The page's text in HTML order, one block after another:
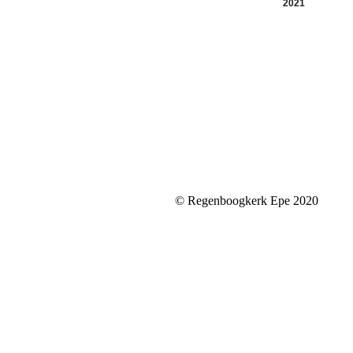
2021
© Regenboogkerk Epe 2020